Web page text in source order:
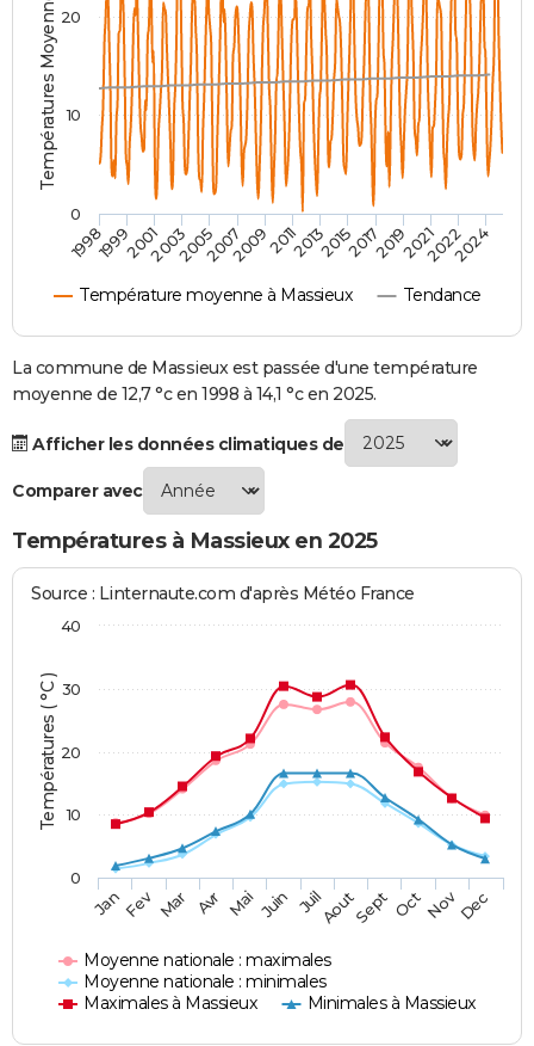
Destinations
City break
Voyage nature
Voyage de noces
Forum
Climat
PHOTO
GUIDES D'ACHAT
BONS PLANS
CARTE DE VOEUX
Carte de Noël
Carte Bonne année
Carte Saint-Valentin
Carte Pâques
Carte d'anniversaire
DICTIONNAIRE
S'inscrire
Se connecter
Lycées
Collèges
Primaires
Universités
Entreprises
Service militaire
Avis de recherche
AVIS DE DÉCÈS
Températures Moyennes ( °C )
Température moyenne à Massieux Tendance
199819992001200320052007200920112013201520172019202120222024
0
10
20
La commune de Massieux est passée d'une température
moyenne de 12,7 °c en 1998 à 14,1 °c en 2025.
Afficher les données climatiques de
Comparer avec
Températures à Massieux en 2025
Températures ( °C )
Source : Linternaute.com d'après Météo France
Moyenne nationale : maximales
Moyenne nationale : minimales
Maximales à Massieux
Minimales à Massieux
JanFev Mar Avr Mai Juin JuilAoutSept OctNovDec
0
10
20
30
40